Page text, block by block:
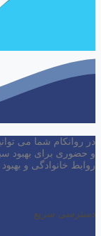
در روانکام شما می
و حضوری برای بهبود
روابط خانوادگی و
دسترسی سریع